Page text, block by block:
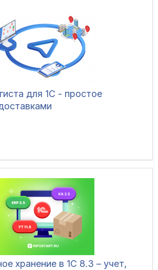
для 1С - простое
хранение в 1С 8.3 – учет,